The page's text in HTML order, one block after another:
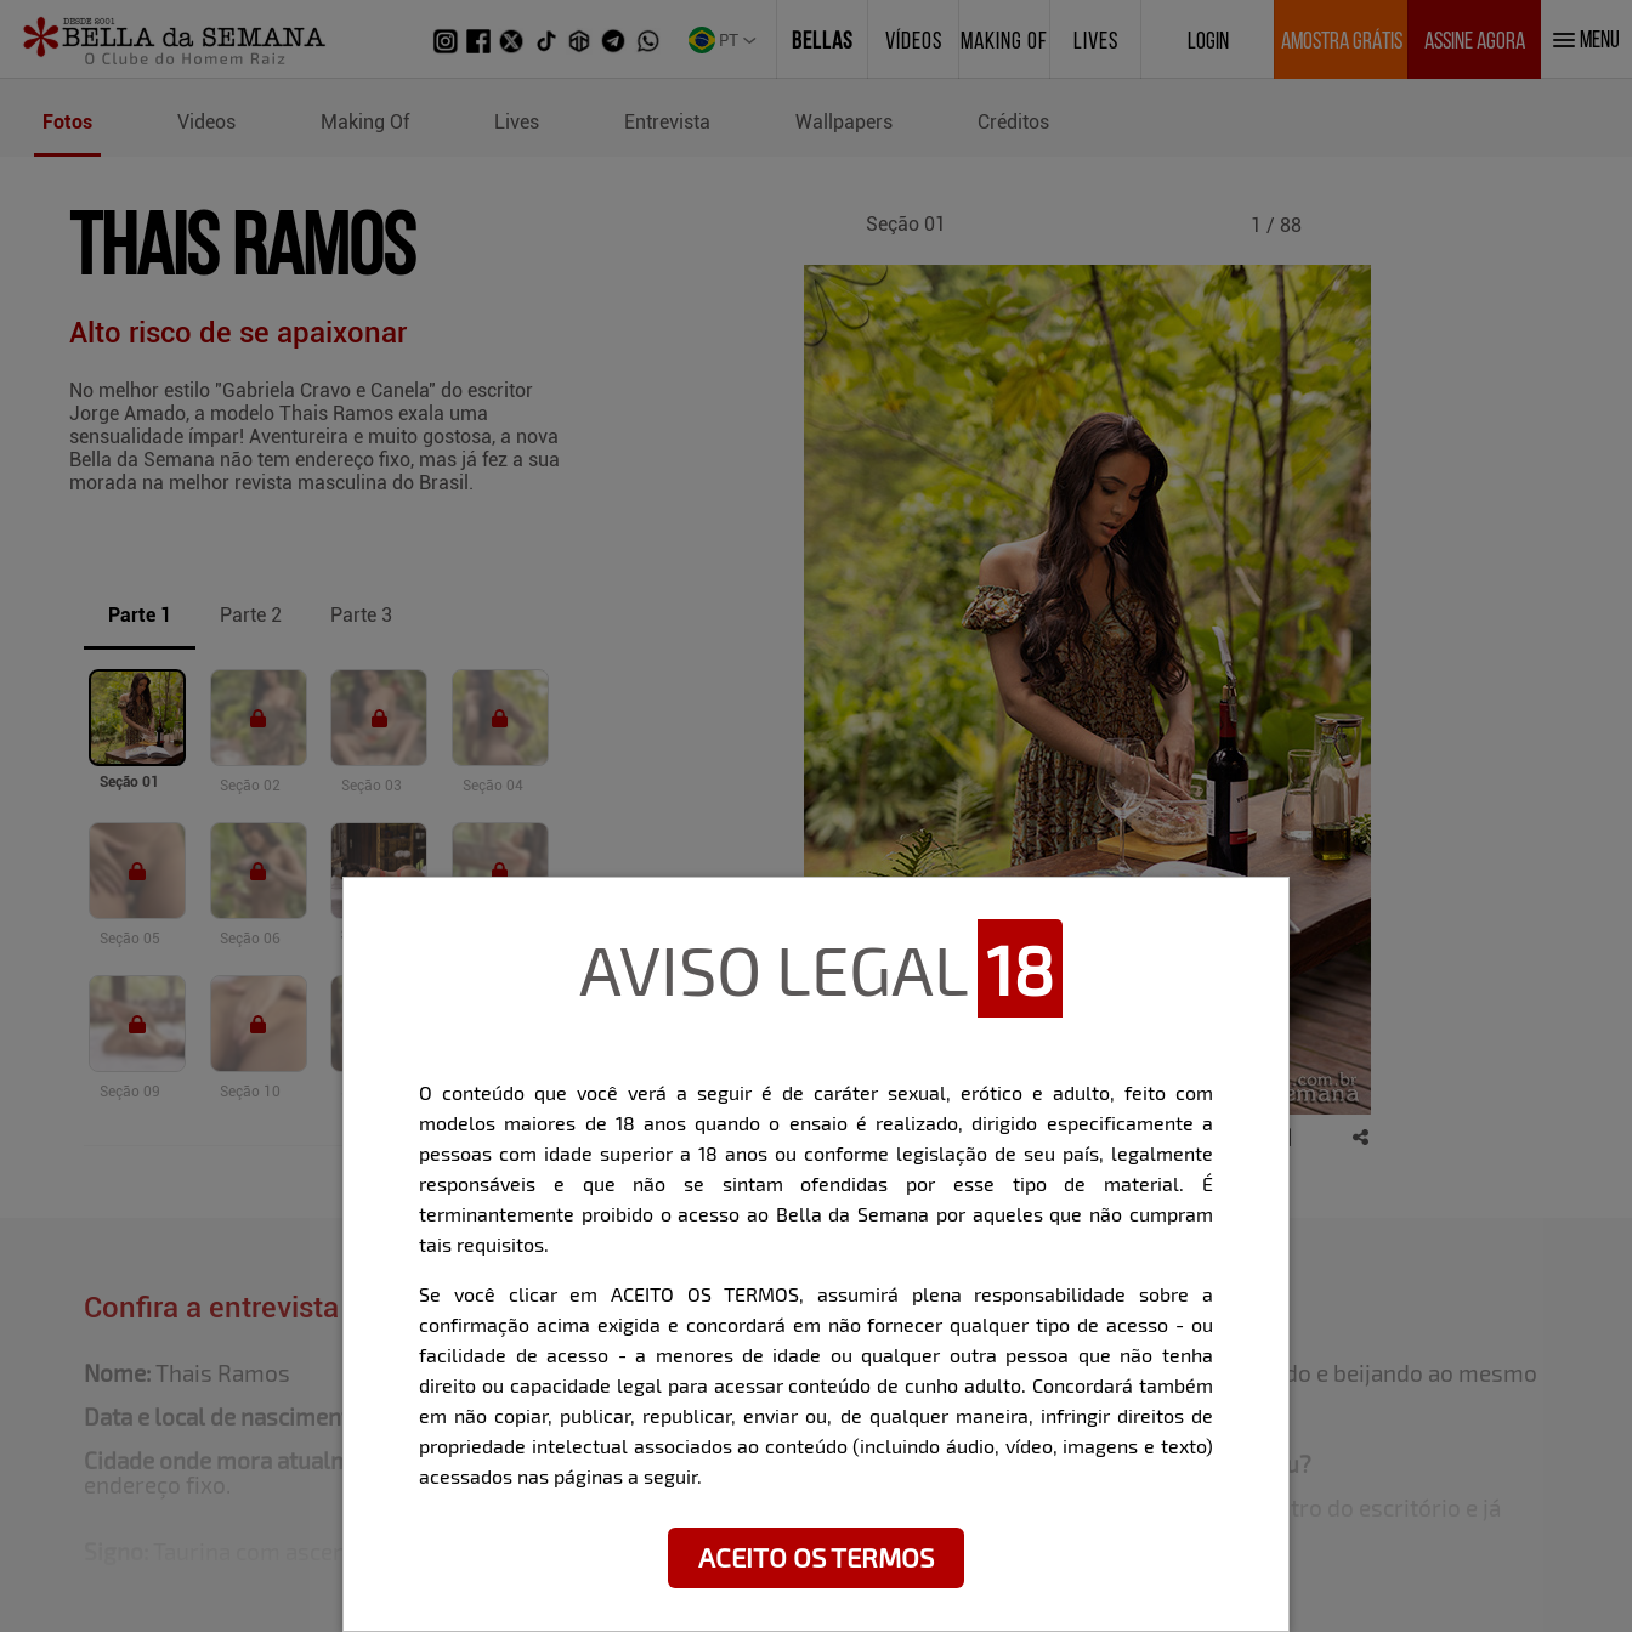
PT BELLAS VÍDEOS MAKING OF LIVES LOGIN AMOSTRA GRÁTIS ASSINE AGORA MENU
Fotos de Thais Ramos
Fotos Videos Making Of Lives Entrevista Wallpapers Créditos
THAIS RAMOS
Alto risco de se apaixonar
No melhor estilo "Gabriela Cravo e Canela" do escritor
Jorge Amado, a modelo Thais Ramos exala uma
sensualidade ímpar! Aventureira e muito gostosa, a nova
Bella da Semana não tem endereço fixo, mas já fez a sua
morada na melhor revista masculina do Brasil.
Parte 1 Parte 2 Parte 3
Seção 01 Seção 02 Seção 03 Seção 04
Seção 05 Seção 06 Seção 07
Seção 09 Seção 10
Seção 01 1 / 88
Item
1
of
9
Super Zoom
Confira a entrevista que o Bella fez com a modelo:
Nome:Thais Ramos
Data e local de nascimento:
06/05/1997 / Castanheira - MT
Cidade onde mora atualmente:
Eu viajo pelo mundo e não tenho
endereço fixo.
O que me deixa mais excitada é estar sentando e beijando ao mesmo
tempo nas preliminares.
Você tem alguma fantasia erótica? Já realizou?
realizei.
AVISO LEGAL 18
O conteúdo que você verá a seguir é de caráter sexual, erótico e adulto, feito com
modelos maiores de 18 anos quando o ensaio é realizado, dirigido especificamente a
pessoas com idade superior a 18 anos ou conforme legislação de seu país, legalmente
responsáveis e que não se sintam ofendidas por esse tipo de material. É
terminantemente proibido o acesso ao Bella da Semana por aqueles que não cumpram
tais requisitos.
Se você clicar em ACEITO OS TERMOS, assumirá plena responsabilidade sobre a
confirmação acima exigida e concordará em não fornecer qualquer tipo de acesso - ou
facilidade de acesso - a menores de idade ou qualquer outra pessoa que não tenha
direito ou capacidade legal para acessar conteúdo de cunho adulto. Concordará também
em não copiar, publicar, republicar, enviar ou, de qualquer maneira, infringir direitos de
propriedade intelectual associados ao conteúdo (incluindo áudio, vídeo, imagens e texto)
acessados nas páginas a seguir.
ACEITO OS TERMOS